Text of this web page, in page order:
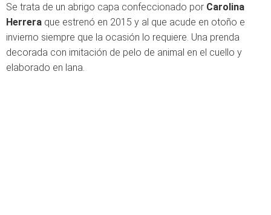
Se trata de un abrigo capa confeccionado por Carolina
Herrera que estrenó en 2015 y al que acude en otoño e
invierno siempre que la ocasión lo requiere. Una prenda
decorada con imitación de pelo de animal en el cuello y
elaborado en lana.